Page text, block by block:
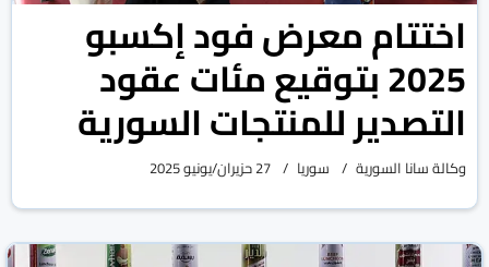
اختتام معرض فود إكسبو
2025 بتوقيع مئات عقود
التصدير للمنتجات السورية
وكالة سانا السورية سوريا 27 حزيران/يونيو 2025